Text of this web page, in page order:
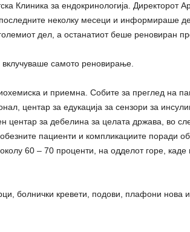
Клиника за ендокринологија. Директорот
неколку месеци и информираше
дел, а останатиот беше реновиран
самото реновирање.
и приемна. Собите за преглед на
центар за едукација за сензори за
центар за дебелина за целата држава, во
пациенти и компликациите поради
60 – 70 проценти, на одделот горе, каде
болнички кревети, подови, плафони нова